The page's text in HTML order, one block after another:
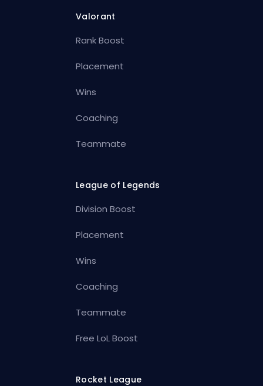
Valorant
Rank Boost
Placement
Wins
Coaching
Teammate
League of Legends
Division Boost
Placement
Wins
Coaching
Teammate
Free LoL Boost
Rocket League